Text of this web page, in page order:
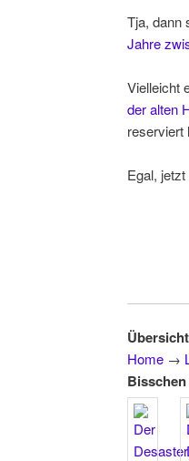
Tja, dann
Jahre
Vielleicht
der alten
reserviert
Egal,
Home →